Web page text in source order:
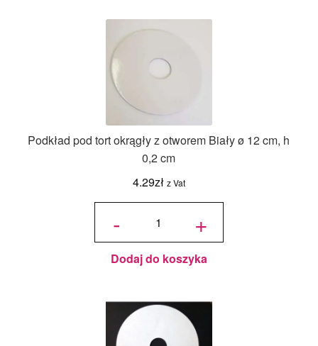
Podkład pod tort okrągły z otworem Biały ø 12 cm, h
0,2 cm
4.29zł z Vat
-
ilość
okrągły
z
otworem
Biały ø
12 cm, h
+
Dodaj do koszyka